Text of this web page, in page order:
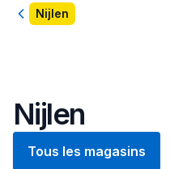
RetourNijlen
Nijlen
Tous les magasins